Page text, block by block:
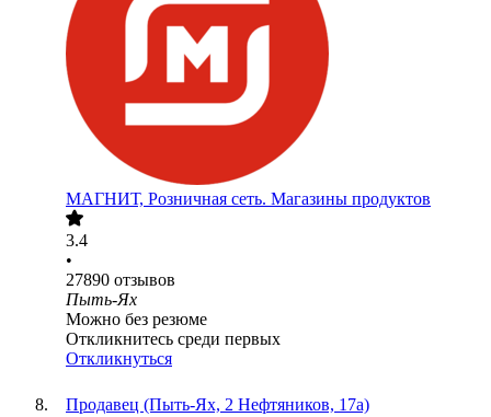
МАГНИТ, Розничная сеть. Магазины продуктов
3.4
•
27890 отзывов
Пыть-Ях
Можно без резюме
Откликнитесь среди первых
Откликнуться
Продавец (Пыть-Ях, 2 Нефтяников, 17а)